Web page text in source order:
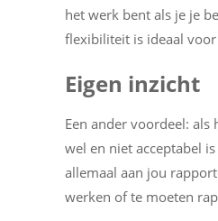
het werk bent als je je
flexibiliteit is ideaal
Eigen inzicht
Een ander voordeel:
wel en niet acceptabel
allemaal aan jou
werken of te moeten